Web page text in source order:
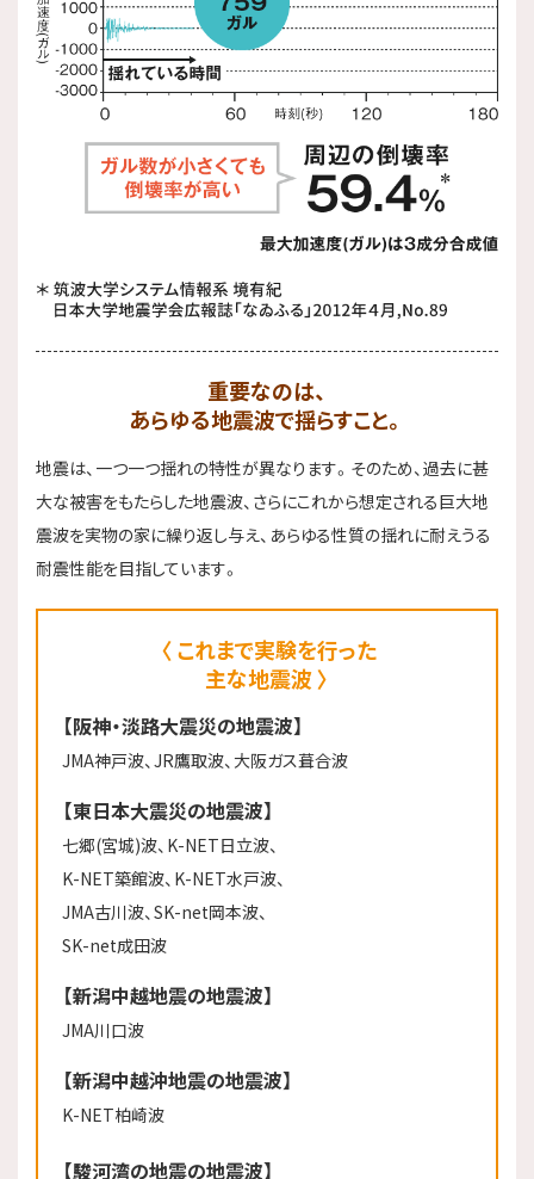
重要なのは、
あらゆる地震波で揺らすこと。
地震は、一つ一つ揺れの特性が異なります。そのため、過去に甚
大な被害をもたらした地震波、さらにこれから想定される巨大地
震波を実物の家に繰り返し与え、あらゆる性質の揺れに耐えうる
耐震性能を目指しています。
これまで実験を行った
主な地震波
【阪神・淡路大震災の地震波】
JMA神戸波、JR鷹取波、大阪ガス葺合波
【東日本大震災の地震波】
七郷(宮城)波、K-NET日立波、
K-NET築館波、K-NET水戸波、
JMA古川波、SK-net岡本波、
SK-net成田波
【新潟中越地震の地震波】
JMA川口波
【新潟中越沖地震の地震波】
K-NET柏崎波
【駿河湾の地震の地震波】